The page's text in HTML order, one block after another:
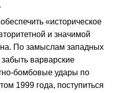
«историческое
и значимой
По замыслам западных
варварские
бомбовые удары по
1999 года, поступиться